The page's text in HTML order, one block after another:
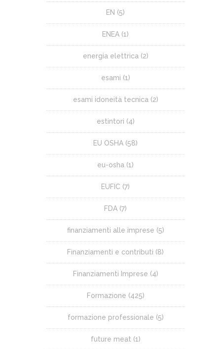
EN (5)
ENEA (1)
energia elettrica (2)
esami (1)
esami idoneità tecnica (2)
estintori (4)
EU OSHA (58)
eu-osha (1)
EUFIC (7)
FDA (7)
finanziamenti alle imprese (5)
Finanziamenti e contributi (8)
Finanziamenti Imprese (4)
Formazione (425)
formazione professionale (5)
future meat (1)